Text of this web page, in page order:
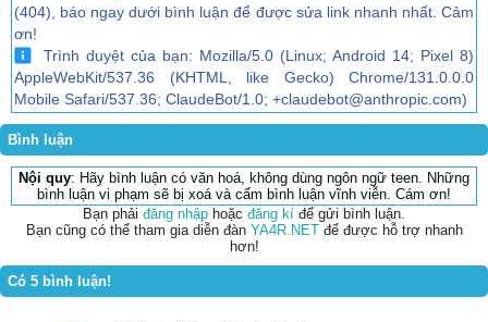
(404), báo ngay dưới bình luận để được sửa link nhanh nhất. Cảm
ơn!
Trình duyệt của bạn: Mozilla/5.0 (Linux; Android 14; Pixel 8)
AppleWebKit/537.36 (KHTML, like Gecko) Chrome/131.0.0.0
Mobile Safari/537.36; ClaudeBot/1.0; +claudebot@anthropic.com)
Bình luận
Nội quy: Hãy bình luận có văn hoá, không dùng ngôn ngữ teen. Những
bình luận vi phạm sẽ bị xoá và cấm bình luận vĩnh viễn. Cám ơn!
Bạn phải đăng nhập hoặc đăng kí để gửi bình luận.
Bạn cũng có thể tham gia diễn đàn YA4R.NETđể được hỗ trợ nhanh
hơn!
Có 5 bình luận!